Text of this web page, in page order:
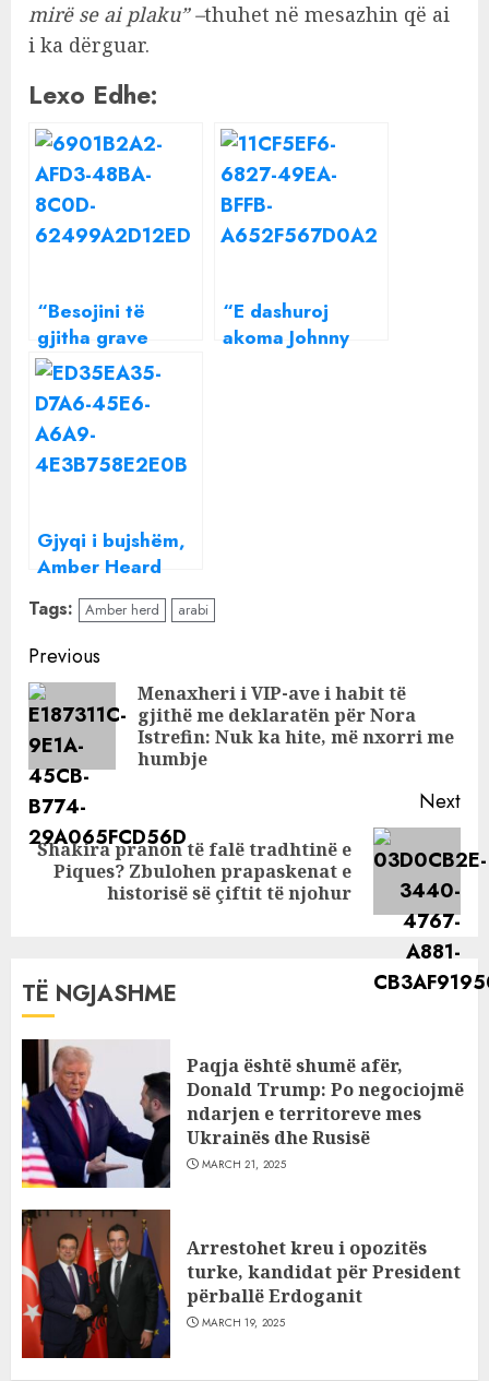
mirë se ai plaku” –thuhet në mesazhin që ai
i ka dërguar.
Lexo Edhe:
“Besojini të
gjitha grave
përveç Amber
Heard“,
komediani mbron
hapur Johnny
Deep
“E dashuroj
akoma Johnny
Gjyqi i bujshëm,
Amber Heard
akuzon Johnny
Depp: Më futi
shishen në vaginë
Tags: Amber herd arabi
Continue
Reading
Previous
Menaxheri i VIP-ave i habit të
gjithë me deklaratën për Nora
Istrefin: Nuk ka hite, më nxorri me
humbje
Next
Next
Shakira pranon të falë tradhtinë e
Piques? Zbulohen prapaskenat e
historisë së çiftit të njohur
TË NGJASHME
Paqja është shumë afër,
Donald Trump: Po negociojmë
ndarjen e territoreve mes
Ukrainës dhe Rusisë
MARCH 21, 2025
Arrestohet kreu i opozitës
turke, kandidat për President
përballë Erdoganit
MARCH 19, 2025